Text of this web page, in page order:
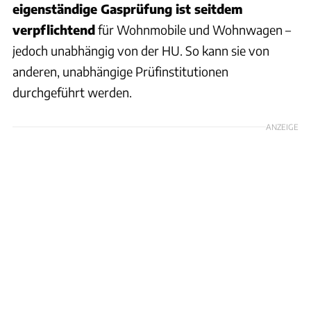
eigenständige Gasprüfung ist seitdem
verpflichtendfür Wohnmobile und Wohnwagen –
jedoch unabhängig von der HU. So kann sie von
anderen, unabhängige Prüfinstitutionen
durchgeführt werden.
ANZEIGE